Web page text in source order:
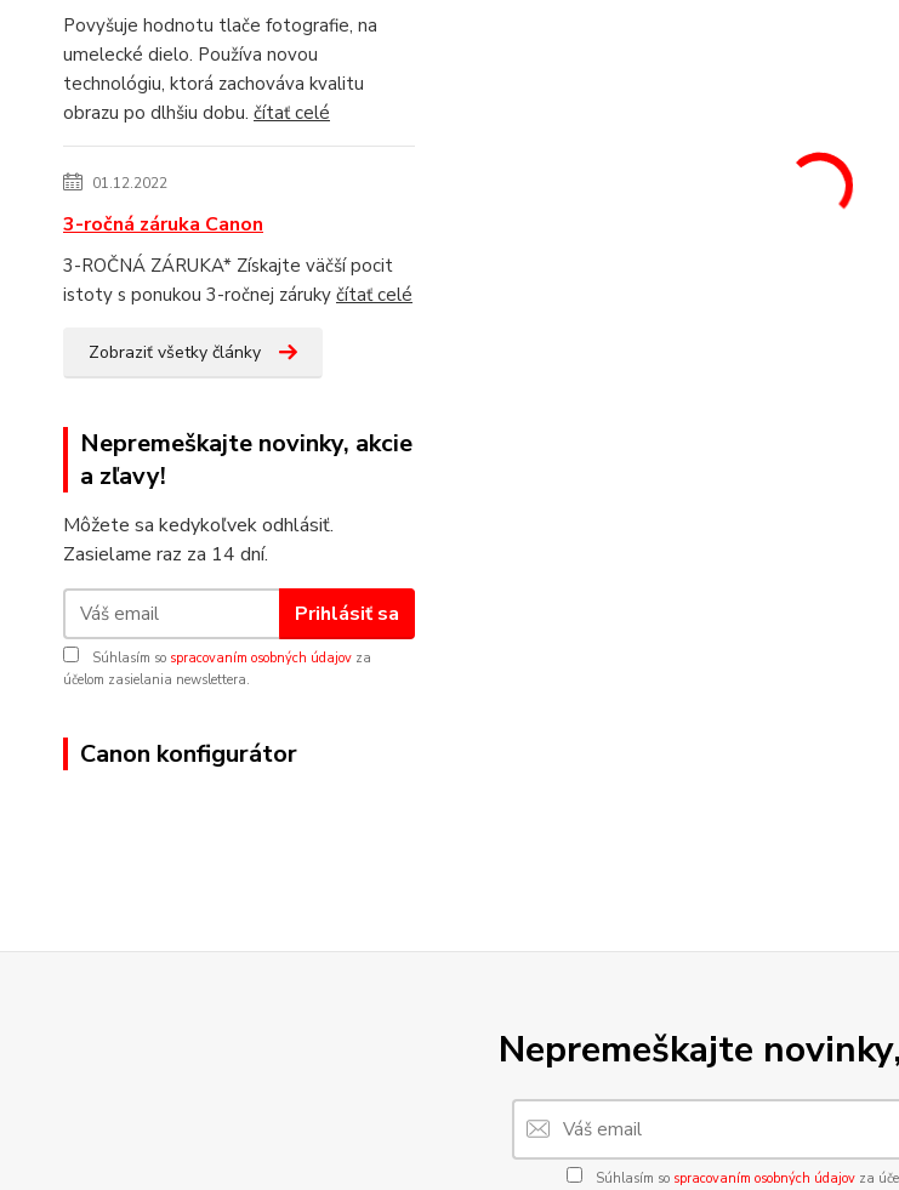
Povyšuje hodnotu tlače fotografie, na
umelecké dielo. Používa novou
technológiu, ktorá zachováva kvalitu
obrazu po dlhšiu dobu. čítať celé
01.12.2022
3-ročná záruka Canon
3-ROČNÁ ZÁRUKA* Získajte väčší pocit
istoty s ponukou 3-ročnej záruky čítať celé
Zobraziť všetky články
Nepremeškajte novinky, akcie
a zľavy!
Môžete sa kedykoľvek odhlásiť.
Zasielame raz za 14 dní.
Prihlásiť sa
Súhlasím so spracovaním osobných údajov za
účelom zasielania newslettera.
Canon konfigurátor
Nepremeškajte
Súhlasím so spracovaním osobných údajovza